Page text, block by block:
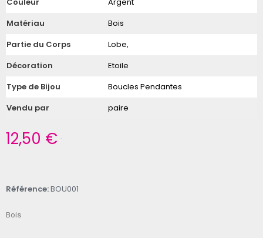
Matériau
Bois
Partie du Corps
Lobe,
Décoration
Etoile
Type de Bijou
Boucles Pendantes
Vendu par
paire
12,50 €
Référence BOU001
Bois